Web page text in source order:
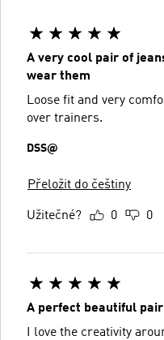
A very cool pair of
wear them
Loose fit and very
over trainers.
DSS@
Přeložit do češtiny
Užitečné? 0 0
A perfect beautiful
I love the creativity